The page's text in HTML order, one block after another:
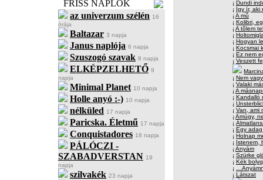
FRISS NAPLÓK
az univerzum szélén 16
órája
Baltazar 3 napja
Janus naplója 6 napja
Szuszogó szavak 8 napja
ELKÉPZELHETŐ 9
napja
Minimal Planet 10 napja
Holle anyó :-) 10 napja
nélküled 17 napja
Paricska. Életmű 17 napja
Conquistadores 18 napja
PÁLÓCZI -
SZABADVERSTAN 19
napja
szilvakék 23 napja
¡ Dundi
¡ Így ír, aki
¡A mû
¡ Kolibri,
¡A tõlem
¡
¡ Hogyan
¡ Kocsmai
¡ Ez nem
¡ Veszett
¡ Nem
¡ Valaki
¡A
¡ Kandalló
¡
¡ Van, ami
¡Amúgy,
¡
¡ Egy
¡ Holnap
¡ Istenem,
¡Anyám
¡ Szürke
¡ Kék
¡
¡ Látszat